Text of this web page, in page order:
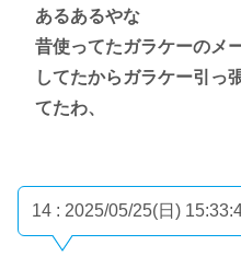
あるあるやな
昔使ってたガラケーのメ
してたからガラケー引っ
てたわ、
14 : 2025/05/25(日)